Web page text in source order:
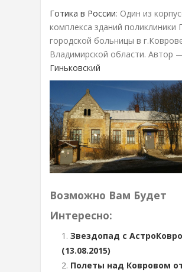
Готика в России: Один из
комплекса зданий поликлиники
городской больницы в
Владимирской области. Автор
Гиньковский
Возможно Вам Будет
Интересно:
Звездопад с
(13.08.2015)
Полеты над Ковровом